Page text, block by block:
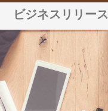
ビジネスリリース